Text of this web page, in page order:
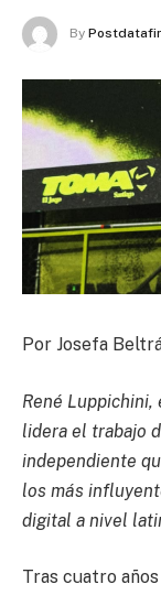
By
Por Josefa
René Luppichini,
lidera el trabajo
independiente
los más
digital a nivel
Tras cuatro